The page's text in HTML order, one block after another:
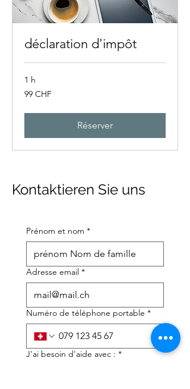
déclaration d'impôt
1 h
99
francs
99 CHF
Réserver
Kontaktieren Sie uns
Prénom et nom *
Adresse email *
Numéro de téléphone portable *
J'ai besoin d'aide avec : *